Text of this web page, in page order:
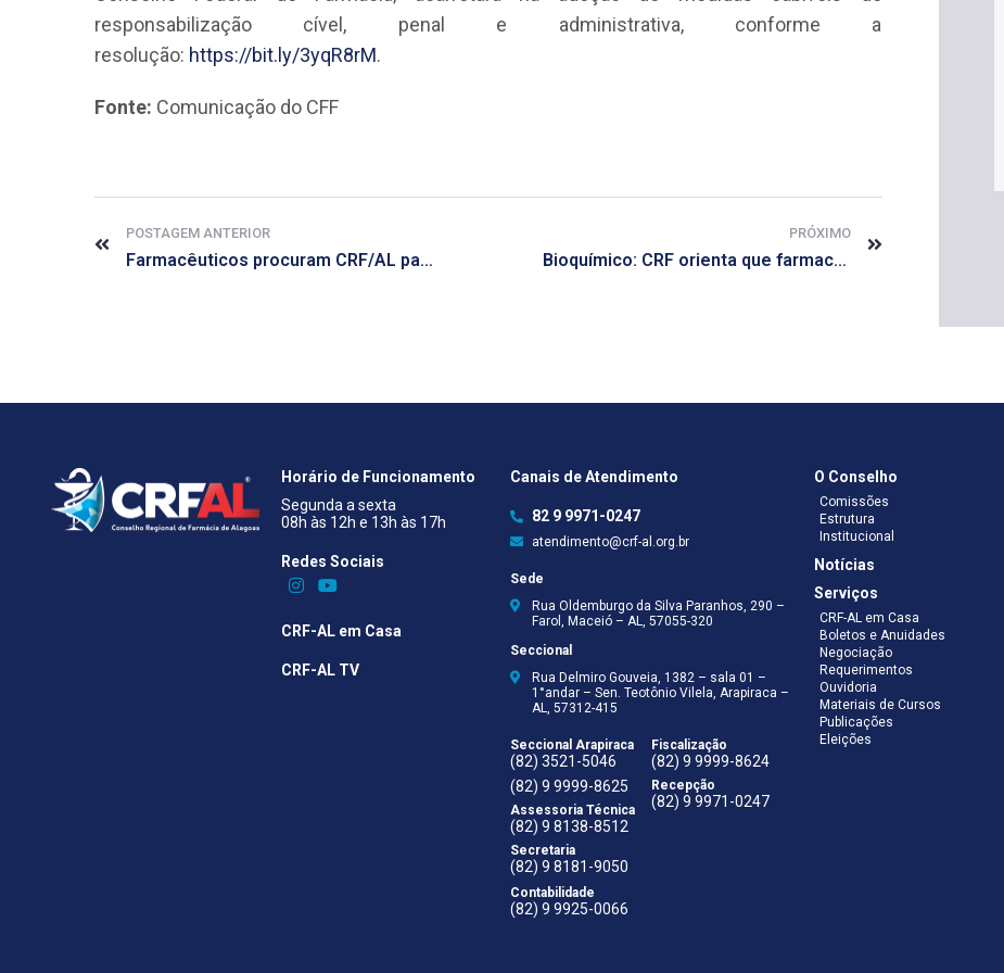
responsabilização cível, penal e administrativa, conforme a
resolução: https://bit.ly/3yqR8rM.
Fonte: Comunicação do CFF
POSTAGEM ANTERIOR
Farmacêuticos procuram CRF/AL para denunciar rede de farmácia
PRÓXIMO
Bioquímico: CRF orienta que farmacêuticos façam a inscrição no concurso da Sesau
Horário de Funcionamento
Segunda a sexta
08h às 12h e 13h às 17h
Redes Sociais​
CRF-AL em Casa
CRF-AL TV
Canais de Atendimento
82 9 9971-0247
atendimento@crf-al.org.br
Sede
Rua Oldemburgo da Silva Paranhos, 290 –
Farol, Maceió – AL, 57055-320
Seccional
Rua Delmiro Gouveia, 1382 – sala 01 –
1°andar – Sen. Teotônio Vilela, Arapiraca –
AL, 57312-415
Seccional Arapiraca
(82) 3521-5046
(82) 9 9999-8625
Assessoria Técnica
(82) 9 8138-8512
Secretaria
(82) 9 8181-9050
Contabilidade
(82) 9 9925-0066
Fiscalização
(82) 9 9999-8624
Recepção
(82) 9 9971-0247
O Conselho
Comissões
Estrutura
Institucional
Notícias
Serviços
CRF-AL em Casa
Boletos e Anuidades
Negociação
Requerimentos
Ouvidoria
Materiais de Cursos
Publicações
Eleições